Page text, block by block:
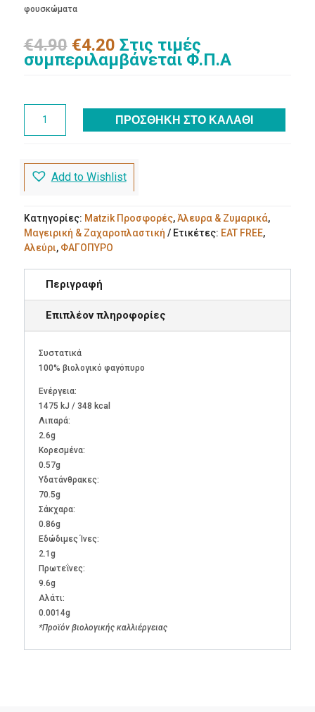
φουσκώματα
€4.90 Original
price
was:
€4.20Η
τρέχουσα
τιμή
€4.20.
Στις τιμές
συμπεριλαμβάνεται Φ.Π.Α
ποσότητα
ΠΡΟΣΘΉΚΗ ΣΤΟ ΚΑΛΆΘΙ
Add to Wishlist
Κατηγορίες: Matzik Προσφορές,Άλευρα & Ζυμαρικά,
Μαγειρική & Ζαχαροπλαστική
Ετικέτες: EAT FREE,
Αλεύρι, ΦΑΓΟΠΥΡΟ
Περιγραφή
Επιπλέον πληροφορίες
Συστατικά
100% βιολογικό φαγόπυρο
Ενέργεια:
1475 kJ / 348 kcal
Λιπαρά:
2.6g
Kορεσμένα:
0.57g
Υδατάνθρακες:
70.5g
Σάκχαρα:
0.86g
Εδώδιμες Ίνες:
2.1g
Πρωτεΐνες:
9.6g
Αλάτι:
0.0014g
*Προϊόν βιολογικής καλλιέργειας